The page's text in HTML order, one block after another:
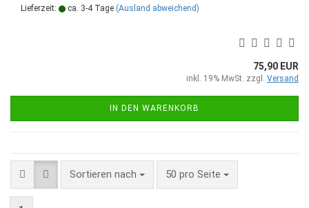
Lieferzeit: ca. 3-4 Tage (Ausland abweichend)
75,90 EUR
inkl. 19% MwSt. zzgl. Versand
IN DEN WARENKORB
Sortieren nach
Sortieren nach 50 pro Seite
pro Seite